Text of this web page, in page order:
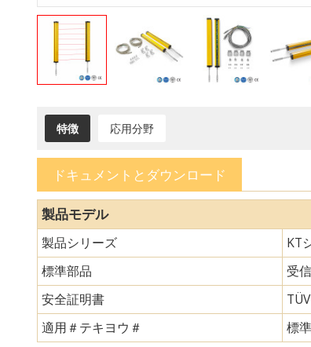
特徴 応用分野
ドキュメントとダウンロード
製品モデル
製品シリーズ
KT
標準部品
受
安全証明書
適用＃テキヨウ＃
標